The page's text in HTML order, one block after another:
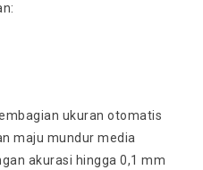
ukuran otomatis
maju mundur media
akurasi hingga 0,1 mm